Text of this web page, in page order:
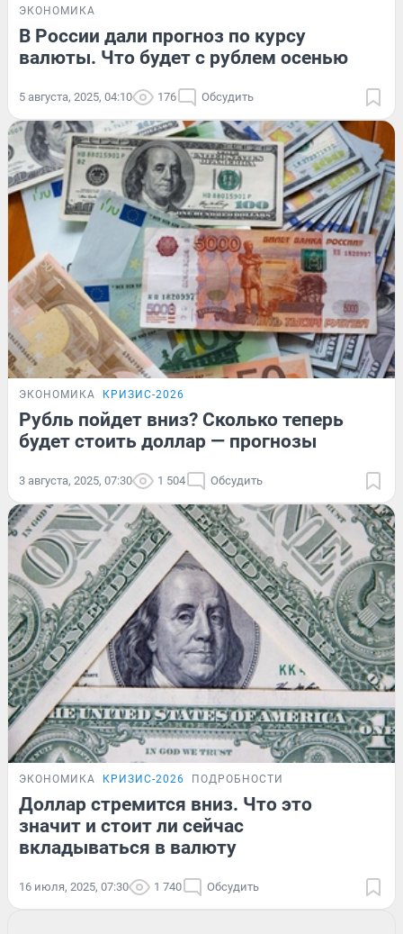
ЭКОНОМИКА
В России дали прогноз по курсу
валюты. Что будет с рублем осенью
5 августа, 2025, 04:10 176 Обсудить
ЭКОНОМИКА КРИЗИС-2026
Рубль пойдет вниз? Сколько теперь
будет стоить доллар — прогнозы
3 августа, 2025, 07:30 1 504 Обсудить
ЭКОНОМИКА КРИЗИС-2026 ПОДРОБНОСТИ
Доллар стремится вниз. Что это
значит и стоит ли сейчас
вкладываться в валюту
16 июля, 2025, 07:30 1 740 Обсудить